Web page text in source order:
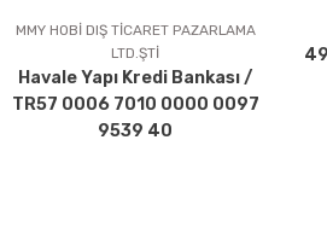
Ürün açıklamasında eksik bilgiler
Ürün bilgilerinde hatalar bulunuyor.
Ürün fiyatı diğer sitelerden daha pahalı.
Bu ürüne benzer farklı alternatifler
MMY HOBİ DIŞ TİCARET PAZARLAMA
LTD.ŞTİ
Havale Yapı Kredi Bankası /
TR57 0006 7010 0000 0097
9539 40